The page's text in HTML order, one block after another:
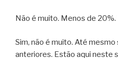
Não é muito. Menos de
Sim, não é muito. Até
anteriores. Estão aqui neste